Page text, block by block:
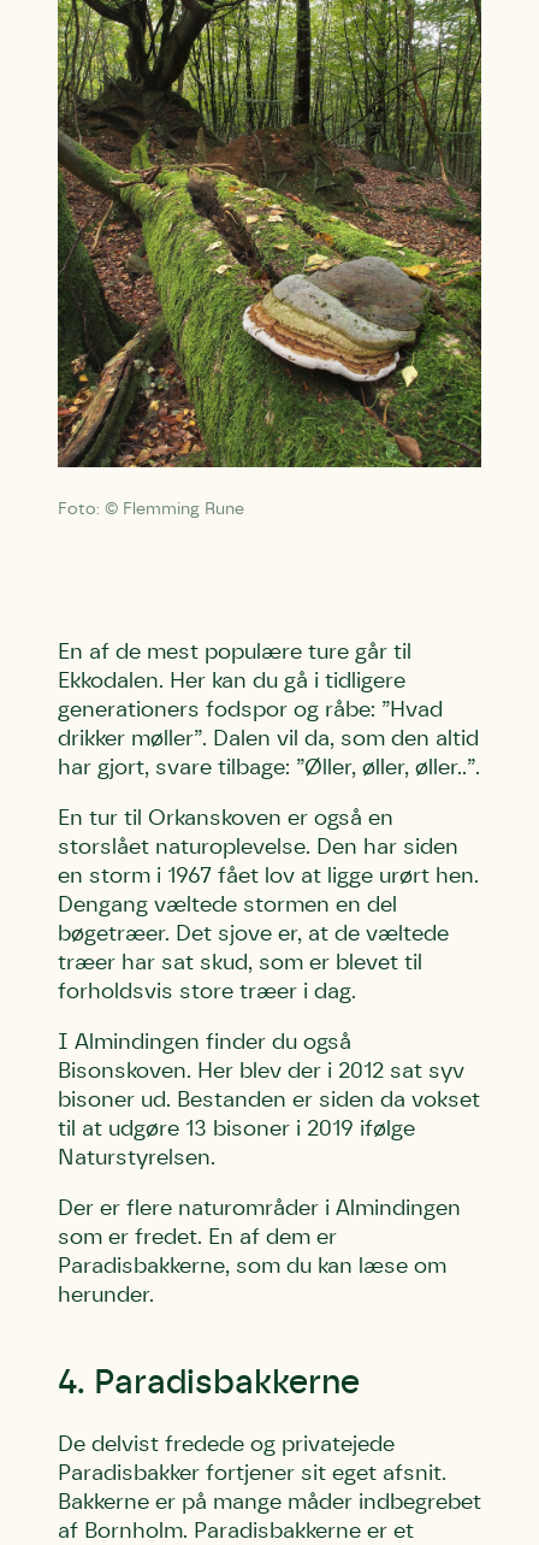
Foto: © Flemming Rune
En af de mest populære ture går til
Ekkodalen. Her kan du gå i tidligere
generationers fodspor og råbe: ”Hvad
drikker møller”. Dalen vil da, som den altid
har gjort, svare tilbage: ”Øller, øller, øller..”.
En tur til Orkanskoven er også en
storslået naturoplevelse. Den har siden
en storm i 1967 fået lov at ligge urørt hen.
Dengang væltede stormen en del
bøgetræer. Det sjove er, at de væltede
træer har sat skud, som er blevet til
forholdsvis store træer i dag.
I Almindingen finder du også
Bisonskoven. Her blev der i 2012 sat syv
bisoner ud. Bestanden er siden da vokset
til at udgøre 13 bisoner i 2019 ifølge
Naturstyrelsen.
Der er flere naturområder i Almindingen
som er fredet. En af dem er
Paradisbakkerne, som du kan læse om
herunder.
4. Paradisbakkerne
De delvist fredede og privatejede
Paradisbakker fortjener sit eget afsnit.
Bakkerne er på mange måder indbegrebet
af Bornholm. Paradisbakkerne er et